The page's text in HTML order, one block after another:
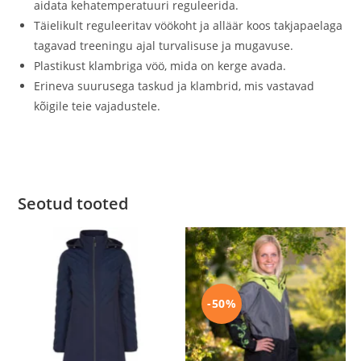
aidata kehatemperatuuri reguleerida.
Täielikult reguleeritav vöökoht ja alläär koos takjapaelaga
tagavad treeningu ajal turvalisuse ja mugavuse.
Plastikust klambriga vöö, mida on kerge avada.
Erineva suurusega taskud ja klambrid, mis vastavad
kõigile teie vajadustele.
Seotud tooted
-50%